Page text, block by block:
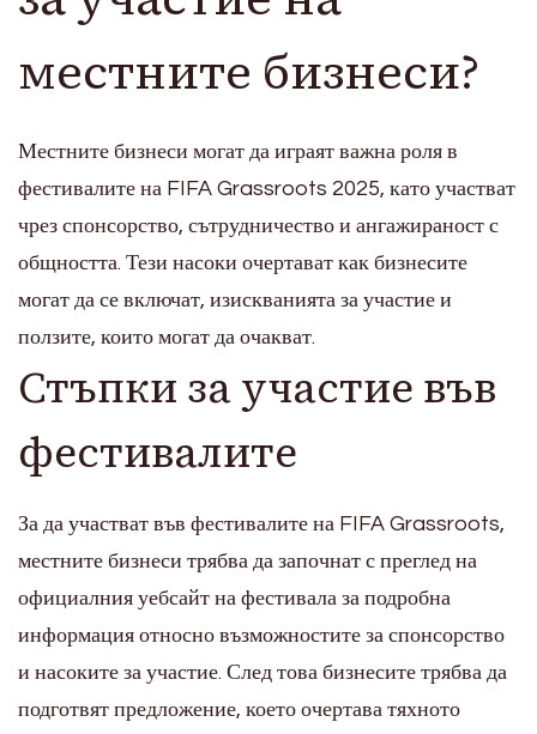
местните бизнеси?
Местните бизнеси могат да играят важна роля в
фестивалите на FIFA Grassroots 2025, като участват
чрез спонсорство, сътрудничество и ангажираност с
общността. Тези насоки очертават как бизнесите
могат да се включат, изискванията за участие и
ползите, които могат да очакват.
Стъпки за участие във
фестивалите
За да участват във фестивалите на FIFA Grassroots,
местните бизнеси трябва да започнат с преглед на
официалния уебсайт на фестивала за подробна
информация относно възможностите за спонсорство
и насоките за участие. След това бизнесите трябва да
подготвят предложение, което очертава тяхното